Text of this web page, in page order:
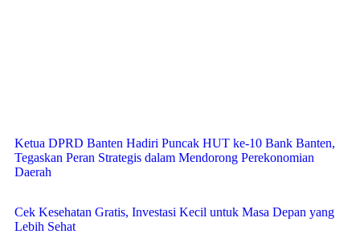
Ketua DPRD Banten Hadiri Puncak HUT ke-10 Bank Banten,
Tegaskan Peran Strategis dalam Mendorong Perekonomian
Daerah
Cek Kesehatan Gratis, Investasi Kecil untuk Masa Depan yang
Lebih Sehat